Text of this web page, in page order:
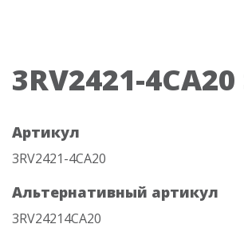
3RV2421-
Артикул
3RV2421-4CA20
Альтернативный артикул
3RV24214CA20